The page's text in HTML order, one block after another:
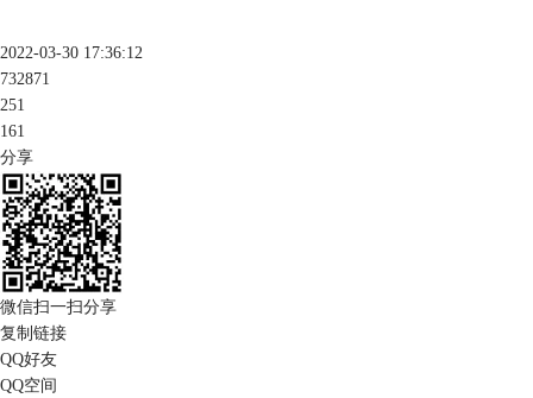
2022-03-30 17:36:12
732871
251
161
分享
微信扫一扫分享
复制链接
QQ好友
QQ空间